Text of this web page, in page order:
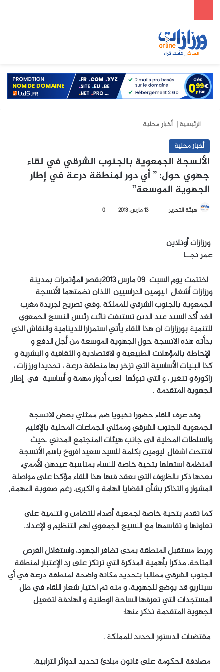
الرئيسية| أخبار محلية
أخبار محلية
الأنسجة الجمعوية بالجنوب الشرقي في لقاء
جهوي حول: ” أي دور لمنطقة درعة في إطار
الجهوية الموسعة”
هيئة التحرير
ي
د
ا
إ
ل
ك
ت
ر
و
ن
13 مارس، 2013 0
ورزازات أونلاين
عمر نجــا
اختتمت يوم السبت 09 مارس 2013بقصر المؤتمرات بمدينة
ورزازات أشغال اليومين الدراسيين اللذان نظمتهما الأنسجة
الجمعوية بالجنوب الشرقي للمملكة .وفي تصريح لجريدة مغرب
الغد أكد السيد عبد الدين تستيفت نائب رئيس النسيج الجمعوي
للتنمية بورزازات ان هذا اللقاء يأتي استمرارا للدينامية والنقاش الذي
بدأته هذه الانسجة حول الجهوية الموسعة من أجل الدفع و
الإحاطة بالمؤهلات الطبيعية و الاقتصادية و الثقافية و البشرية و
كذا البنيات الأساسية التي تزخر بها منطقة درعة ، تحديدا ورزازات ،
زاكورة و تنغير ، و التي تبوئها لعب أدوار مهمة و أساسية في إطار
الجهوية المتقدمة .
وقد عرف اللقاء حضورا نخبويا ضم ممثلي بعض الانسجة
الجمعوية للجنوب الشرقي وممثلي الجماعات المحلية بالإقليم
والسلطات المحلية الى جانب هيئات المنجتمع المدني .حيث
افتتحت اشغال اليومين بكلمة للسيد سعيد افروخ باسم الأنسجة
المنظمة استهلها بتحية خاصة للنساء بمناسبة عيدهن الأممي،
بعدها ذكر بالظروف التي يعقد فيها هذا اللقاء مؤكدا على مواصلة
المشوار و التذاكر بشأن القضايا الهامة و الكبرى، رغم صعوبة المهمة,
كما تقدم بتحية خاصة لجمعية أصداء للتضامن و التنمية على
تعاونها و تقاسمها مع النسيج الجمعوي لهم التنظيم و الإعداد.
وربط مستقبل المنطقة بمدى تظافر الجهود، واستغلال الفرص
المتاحة، مذكرا بأهمية المذكرة التي ترتكز على رد الإعتبار لمنطقة
الجنوب الشرقي مطالبا بتحديد مكانة واضحة لمنطقة درعة في أي
سيناريو قد يوضع للجهوية، و منه تم اختيار شعار اللقاء في ظل
المستجدات التي تعرفها الساحة الوطنية و الهادفة لتفعيل
الجهوية المتقدمة نذكر منها:
مقتضيات الدستور الجديد للمملكة .
مصادقة الحكومة على قانون مبادئ تحديد الدوائر الترابية.